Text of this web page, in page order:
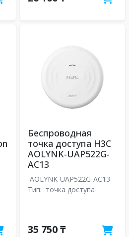
Беспроводная
точка доступа H3C
AOLYNK-UAP522G-
AC13
AOLYNK-UAP522G-AC13
Тип: точка доступа
35 750 ₸